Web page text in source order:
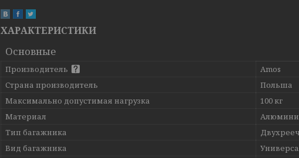
ХАРАКТЕРИСТИКИ
Основные
Производитель
Amos
Страна производитель
Польша
Максимально допустимая нагрузка
100 кг
Материал
Тип багажника
Вид багажника